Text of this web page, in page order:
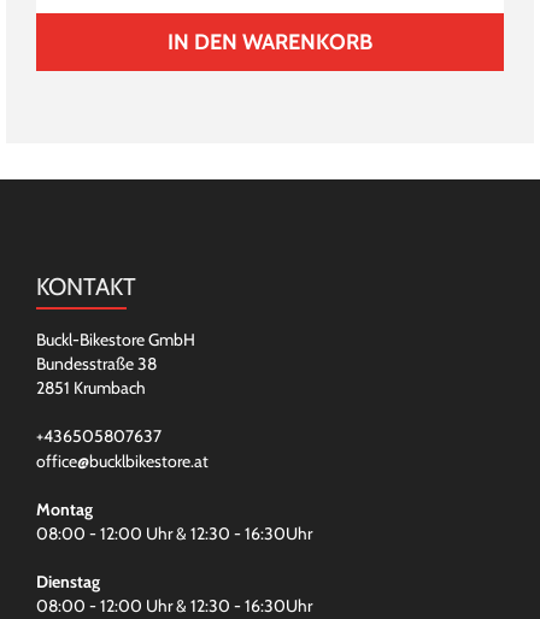
IN DEN WARENKORB
KONTAKT
Buckl-Bikestore GmbH
Bundesstraße 38
2851 Krumbach
+436505807637
office@bucklbikestore.at
Montag
08:00 - 12:00 Uhr & 12:30 - 16:30Uhr
Dienstag
08:00 - 12:00 Uhr & 12:30 - 16:30Uhr